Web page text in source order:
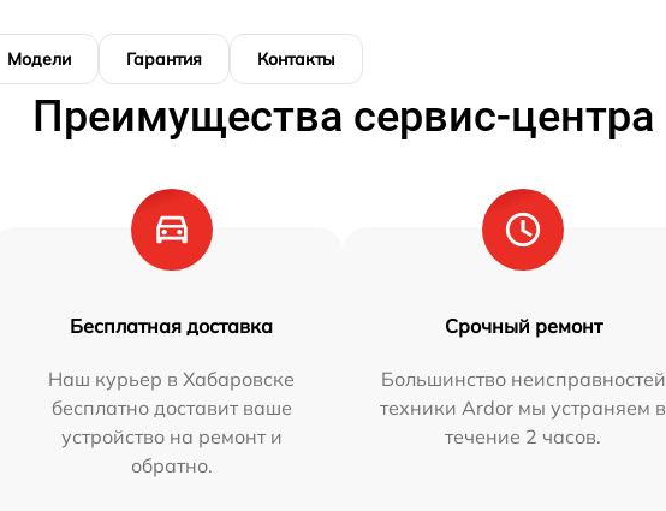
Модели Гарантия Контакты
Преимущества сервис-центра
Бесплатная доставка
Наш курьер в Хабаровске
бесплатно доставит ваше
устройство на ремонт и
обратно.
Срочный ремонт
Большинство неисправностей
техники Ardor мы устраняем в
течение 2 часов.